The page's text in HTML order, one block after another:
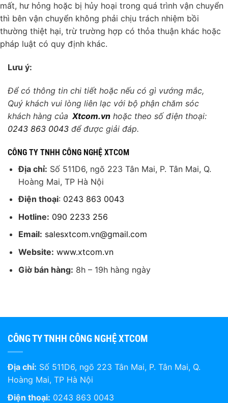
mất, hư hỏng hoặc bị hủy hoại trong quá trình vận chuyển
thì bên vận chuyển không phải chịu trách nhiệm bồi
thường thiệt hại, trừ trường hợp có thỏa thuận khác hoặc
pháp luật có quy định khác.
Lưu ý:
Để có thông tin chi tiết hoặc nếu có gì vướng mắc,
Quý khách vui lòng liên lạc với bộ phận chăm sóc
khách hàng của Xtcom.vn hoặc theo số điện thoại:
0243 863 0043 để được giải đáp.
CÔNG TY TNHH CÔNG NGHỆ XTCOM
Địa chỉ: Số 511D6, ngõ 223 Tân Mai, P. Tân Mai, Q.
Hoàng Mai, TP Hà Nội
Điện thoại: 0243 863 0043
Hotline: 090 2233 256
Email: salesxtcom.vn@gmail.com
Website: www.xtcom.vn
Giờ bán hàng: 8h – 19h hàng ngày
CÔNG TY TNHH CÔNG NGHỆ XTCOM
Địa chỉ: Số 511D6, ngõ 223 Tân Mai, P. Tân Mai, Q.
Hoàng Mai, TP Hà Nội
Điện thoại: 0243 863 0043